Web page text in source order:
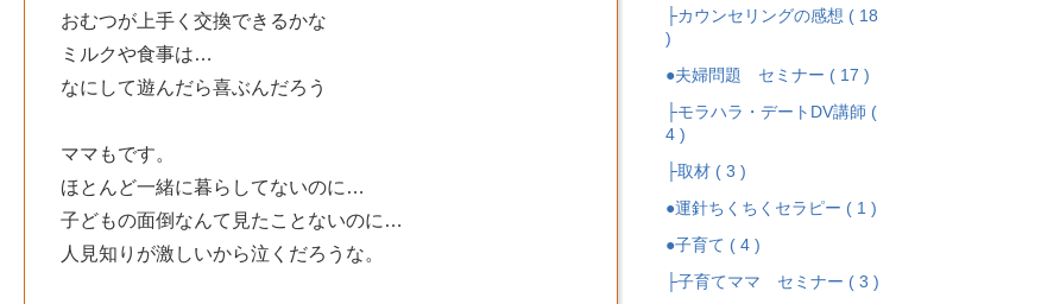
おむつが上手く交換できるかな
ミルクや食事は…
なにして遊んだら喜ぶんだろう
ママもです。
ほとんど一緒に暮らしてないのに…
子どもの面倒なんて見たことないのに…
人見知りが激しいから泣くだろうな。
├カウンセリングの感想 ( 18
)
●夫婦問題 セミナー ( 17 )
├モラハラ・デートDV講師 (
4 )
├取材 ( 3 )
●運針ちくちくセラピー ( 1 )
●子育て ( 4 )
├子育てママ セミナー ( 3 )